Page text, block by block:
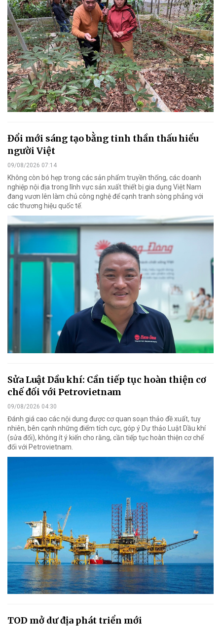
Đổi mới sáng tạo bằng tinh thần thấu hiểu
người Việt
09/08/2026 07:14
Không còn bó hẹp trong các sản phẩm truyền thống, các doanh
nghiệp nội địa trong lĩnh vực sản xuất thiết bị gia dụng Việt Nam
đang vươn lên làm chủ công nghệ để cạnh tranh sòng phẳng với
các thương hiệu quốc tế.
Sửa Luật Dầu khí: Cần tiếp tục hoàn thiện cơ
chế đối với Petrovietnam
09/08/2026 04:30
Đánh giá cao các nội dung được cơ quan soạn thảo đề xuất, tuy
nhiên, bên cạnh những điểm tích cực, góp ý Dự thảo Luật Dầu khí
(sửa đổi), không ít ý kiến cho rằng, cần tiếp tục hoàn thiện cơ chế
đối với Petrovietnam.
TOD mở dư địa phát triển mới